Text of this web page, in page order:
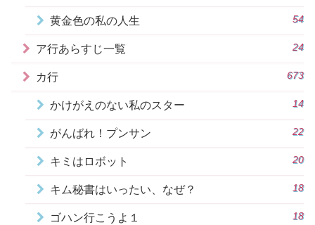
黄金色の私の人生 54
ア行あらすじ一覧 24
カ行 673
かけがえのない私のスター 14
がんばれ！プンサン 22
キミはロボット 20
キム秘書はいったい、なぜ？ 18
ゴハン行こうよ１ 18